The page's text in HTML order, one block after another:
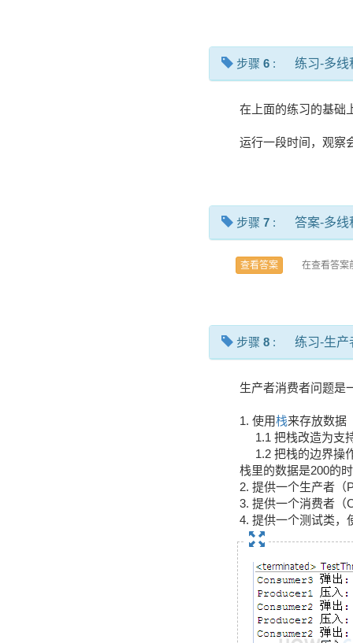
步骤 6 : 练习-多
在上面的练习的基础
运行一段时间，观察
步骤 7 : 答案-多
查看答案 在查看答案
步骤 8 : 练习-生
生产者消费者问题是
1. 使用栈来存放数据
1.1 把栈改造为支
1.2 把栈的边界操
栈里的数据是200的
2. 提供一个生产者（
3. 提供一个消费者（
4. 提供一个测试类，